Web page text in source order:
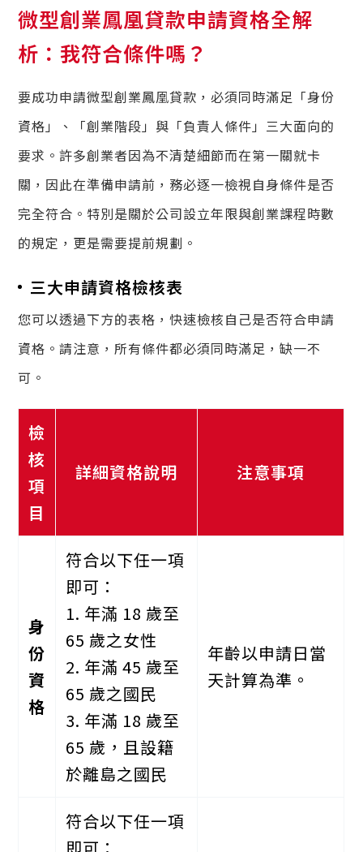
微型創業鳳凰貸款申請資格全解
析：我符合條件嗎？
要成功申請微型創業鳳凰貸款，必須同時滿足「身份
資格」、「創業階段」與「負責人條件」三大面向的
要求。許多創業者因為不清楚細節而在第一關就卡
關，因此在準備申請前，務必逐一檢視自身條件是否
完全符合。特別是關於公司設立年限與創業課程時數
的規定，更是需要提前規劃。
三大申請資格檢核表
您可以透過下方的表格，快速檢核自己是否符合申請
資格。請注意，所有條件都必須同時滿足，缺一不
可。
檢
核
項
目
詳細資格說明 注意事項
身
份
資
格
符合以下任一項
即可：
1. 年滿 18 歲至
65 歲之女性
2. 年滿 45 歲至
65 歲之國民
3. 年滿 18 歲至
65 歲，且設籍
於離島之國民
年齡以申請日當
天計算為準。
符合以下任一項
即可：